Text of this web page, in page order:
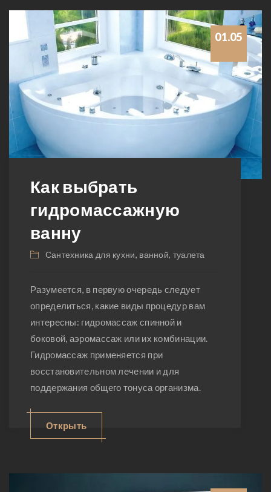
01.05
Как выбрать
гидромассажную
ванну
Сантехника для кухни, ванной, туалета
Разумеется, в первую очередь следует
определиться, какие виды процедур вам
интересны: гидромассаж спинной и
боковой, аэромассаж или их комбинации.
Гидромассаж применяется при
восстановительном лечении и для
поддержания общего тонуса организма.
Открыть